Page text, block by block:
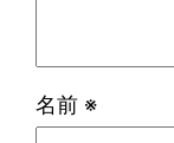
名前 ※